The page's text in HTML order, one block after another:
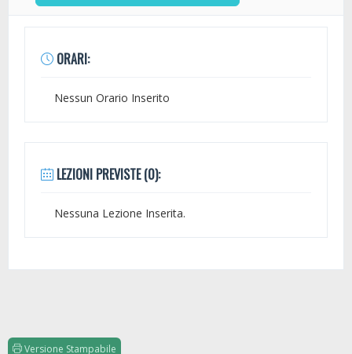
ORARI:
Nessun Orario Inserito
LEZIONI PREVISTE (0):
Nessuna Lezione Inserita.
Versione Stampabile